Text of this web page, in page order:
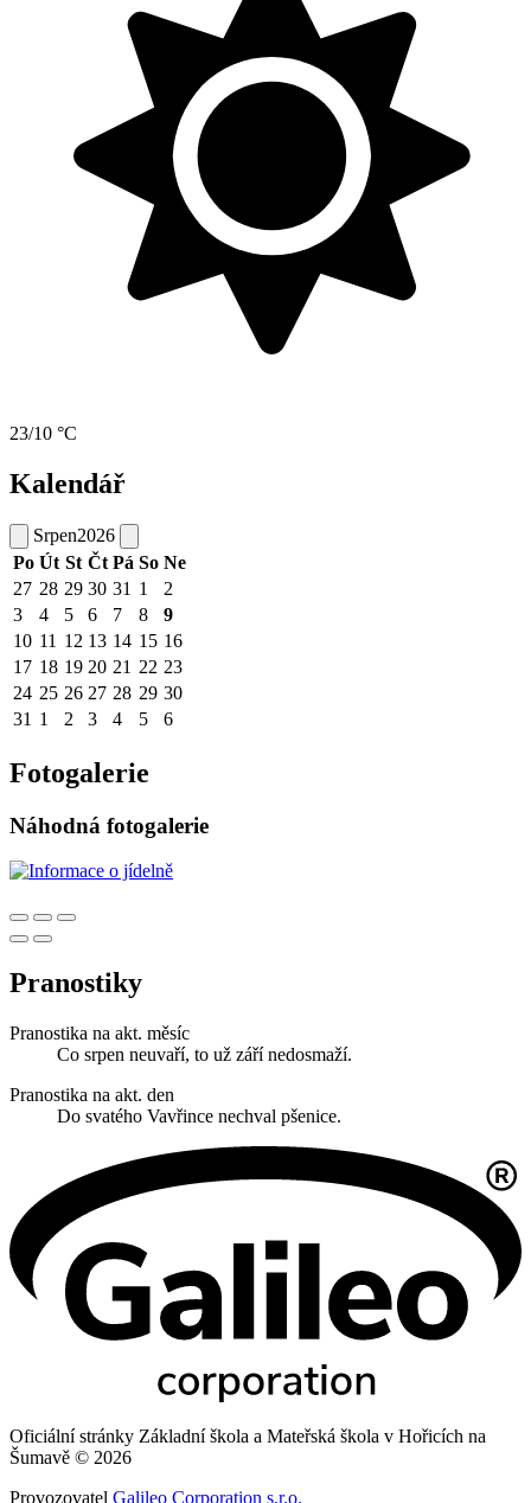
23/10 °C
Kalendář
Srpen2026
Po Út St Čt Pá So Ne
27 28 29 30 31 1
2
3
4 5 6 7 8
9
10 11 12 13 14 15 16
17 18 19 20 21 22 23
24 25 26 27 28 29 30
31 1 2 3 4 5 6
Fotogalerie
Náhodná fotogalerie
Pranostiky
Pranostika na akt. měsíc
Co srpen neuvaří, to už září nedosmaží.
Pranostika na akt. den
Do svatého Vavřince nechval pšenice.
Oficiální stránky Základní škola a Mateřská škola v Hořicích na
Šumavě © 2026
Provozovatel Galileo Corporation s.r.o.